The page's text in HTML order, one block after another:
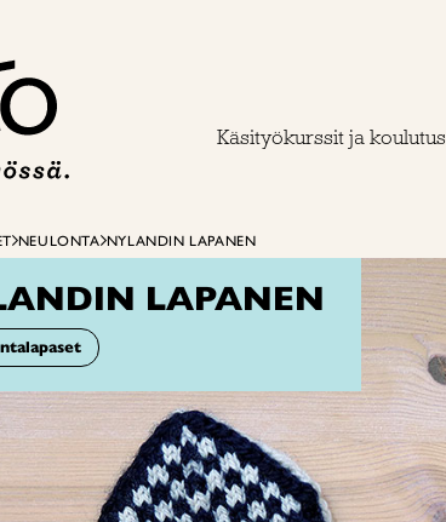
Käsityökurssit ja koulutus
NEULONTA NYLANDIN LAPANEN
LAPANEN